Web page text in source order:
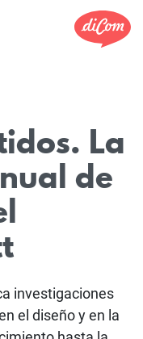
La
de
investigaciones
el diseño y en la